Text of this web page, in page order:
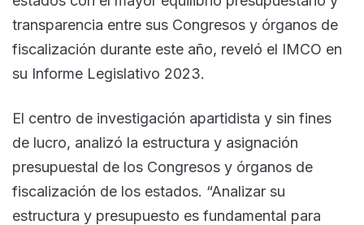
transparencia entre sus Congresos y órganos de
fiscalización durante este año, reveló el IMCO en
su Informe Legislativo 2023.
El centro de investigación apartidista y sin fines
de lucro, analizó la estructura y asignación
presupuestal de los Congresos y órganos de
fiscalización de los estados. “Analizar su
estructura y presupuesto es fundamental para